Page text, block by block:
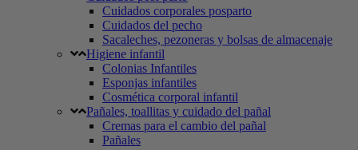
Cuidados corporales posparto
Cuidados del pecho
Sacaleches, pezoneras y bolsas de almacenaje
Higiene infantil
Colonias Infantiles
Esponjas infantiles
Cosmética corporal infantil
Pañales, toallitas y cuidado del pañal
Cremas para el cambio del pañal
Pañales